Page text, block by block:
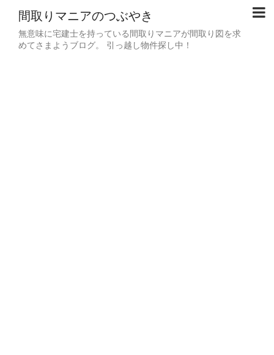
間取りマニアのつぶやき
無意味に宅建士を持っている間取りマニアが間取り図を求
めてさまようブログ。 引っ越し物件探し中！